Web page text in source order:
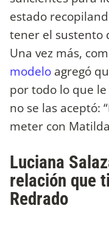
estado
tener el sustento
Una vez más,
modelo agregó
por todo lo que
no se las aceptó:
meter con
Luciana
relación que
Redrado